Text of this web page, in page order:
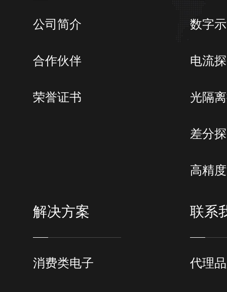
公司简介
合作伙伴
荣誉证书
数字
电流
光隔
差分
高精
解决方案
消费类电子
联系
代理